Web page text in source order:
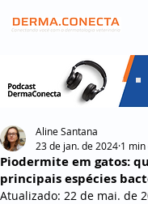
Piodermite em gatos:
principais espécies
Aline Santana
23 de jan. de 2024 1
Atualizado: 22 de mai. de